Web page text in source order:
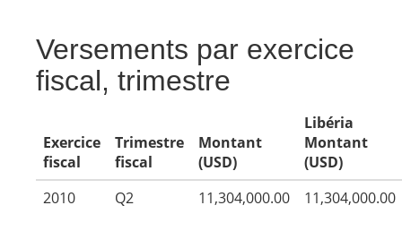
Versements par exercice
fiscal, trimestre
Exercice
fiscal
Trimestre
fiscal
Montant
(USD)
Libéria
Montant
(USD)
2010
Q2 11,304,000.00 11,304,000.00